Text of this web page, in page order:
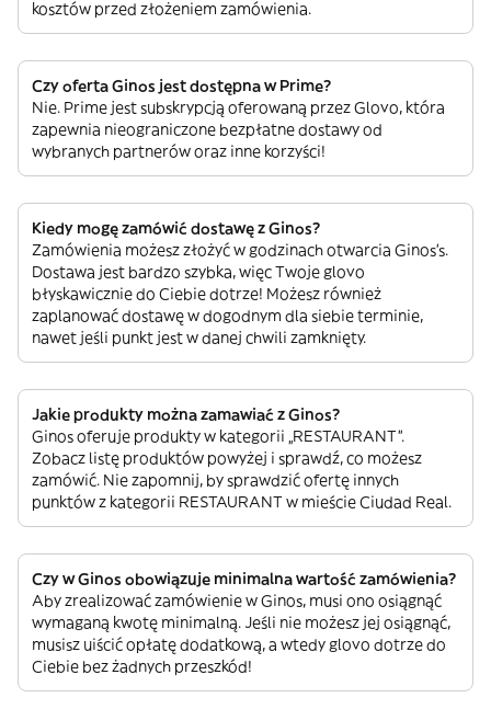
kosztów przed złożeniem zamówienia.
Czy oferta Ginos jest dostępna w Prime?
Nie. Prime jest subskrypcją oferowaną przez Glovo, która
zapewnia nieograniczone bezpłatne dostawy od
wybranych partnerów oraz inne korzyści!
Kiedy mogę zamówić dostawę z Ginos?
Zamówienia możesz złożyć w godzinach otwarcia Ginos’s.
Dostawa jest bardzo szybka, więc Twoje glovo
błyskawicznie do Ciebie dotrze! Możesz również
zaplanować dostawę w dogodnym dla siebie terminie,
nawet jeśli punkt jest w danej chwili zamknięty.
Jakie produkty można zamawiać z Ginos?
Ginos oferuje produkty w kategorii „RESTAURANT”.
Zobacz listę produktów powyżej i sprawdź, co możesz
zamówić. Nie zapomnij, by sprawdzić ofertę innych
punktów z kategorii RESTAURANT w mieście Ciudad Real.
Czy w Ginos obowiązuje minimalna wartość zamówienia?
Aby zrealizować zamówienie w Ginos, musi ono osiągnąć
wymaganą kwotę minimalną. Jeśli nie możesz jej osiągnąć,
musisz uiścić opłatę dodatkową, a wtedy glovo dotrze do
Ciebie bez żadnych przeszkód!